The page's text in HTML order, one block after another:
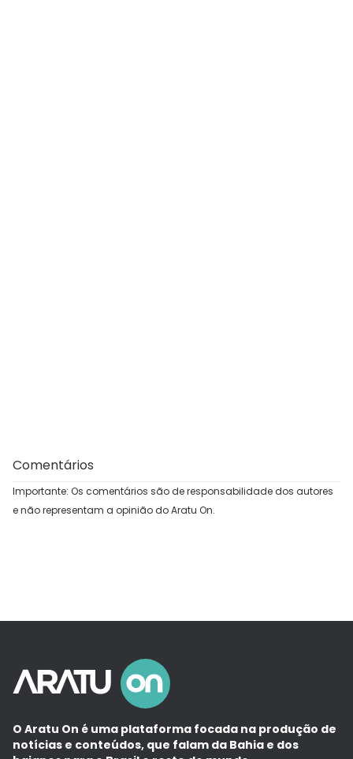
Comentários
Importante: Os comentários são de responsabilidade dos autores
e não representam a opinião do Aratu On.
O Aratu On é uma plataforma focada na produção de
notícias e conteúdos, que falam da Bahia e dos